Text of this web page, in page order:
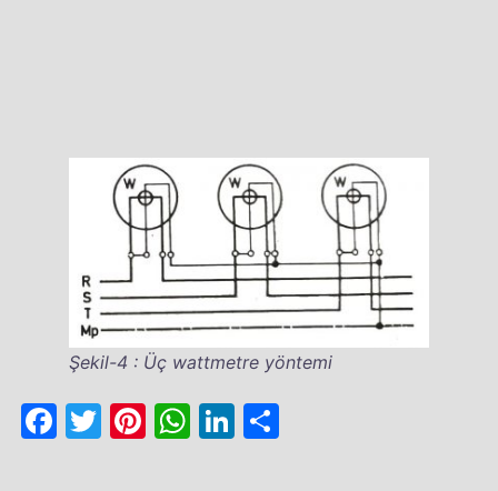
Şekil-4 : Üç wattmetre yöntemi
Facebook
Twitter
Pinterest
WhatsApp
LinkedIn